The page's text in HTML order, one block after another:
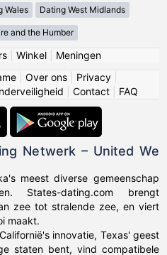
Wales Dating West Midlands
and the Humber
| Winkel| Meningen
Over ons Privacy
Contact FAQ
Netwerk – United We
meest diverse gemeenschap
States-dating.com brengt
zee tot stralende zee, en viert
maakt.
innovatie, Texas' geest
staten bent, vind compatibele